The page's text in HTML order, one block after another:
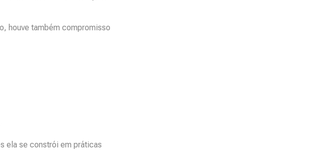
houve também compromisso
ela se constrói em práticas